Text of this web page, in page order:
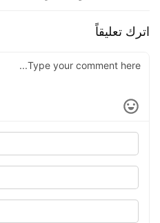
اترك تعليقاً